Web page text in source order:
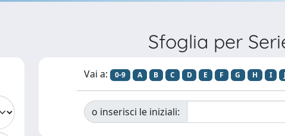
Sfoglia per
Vai a: 0-9 A B C D E F G H I J
o inserisci le iniziali: